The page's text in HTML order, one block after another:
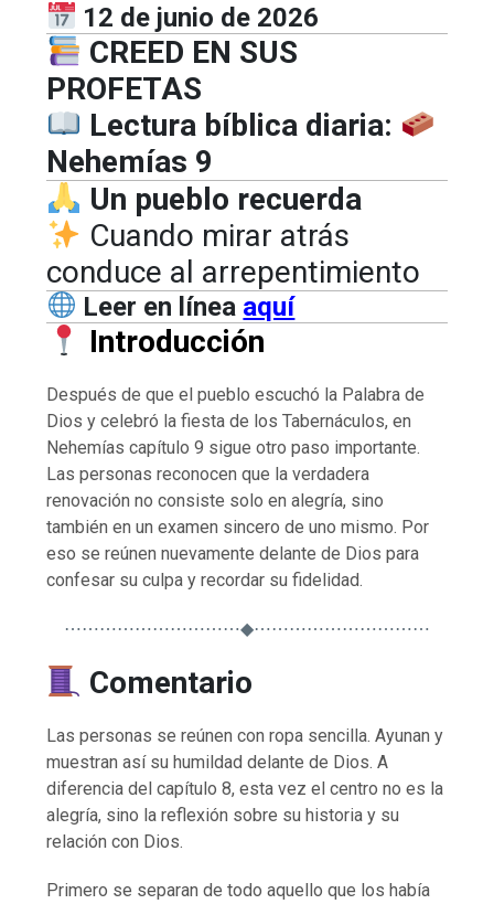
12 de junio de 2026
CREED EN SUS
PROFETAS
Lectura bíblica diaria:
Nehemías 9
Un pueblo recuerda
Cuando mirar atrás
conduce al arrepentimiento
Leer en línea aquí
Introducción
Después de que el pueblo escuchó la Palabra de
Dios y celebró la fiesta de los Tabernáculos, en
Nehemías capítulo 9 sigue otro paso importante.
Las personas reconocen que la verdadera
renovación no consiste solo en alegría, sino
también en un examen sincero de uno mismo. Por
eso se reúnen nuevamente delante de Dios para
confesar su culpa y recordar su fidelidad.
⋯⋯⋯⋯⋯⋯⋯⋯⋯⋯◆⋯⋯⋯⋯⋯⋯⋯⋯⋯⋯
Comentario
Las personas se reúnen con ropa sencilla. Ayunan y
muestran así su humildad delante de Dios. A
diferencia del capítulo 8, esta vez el centro no es la
alegría, sino la reflexión sobre su historia y su
relación con Dios.
Primero se separan de todo aquello que los había